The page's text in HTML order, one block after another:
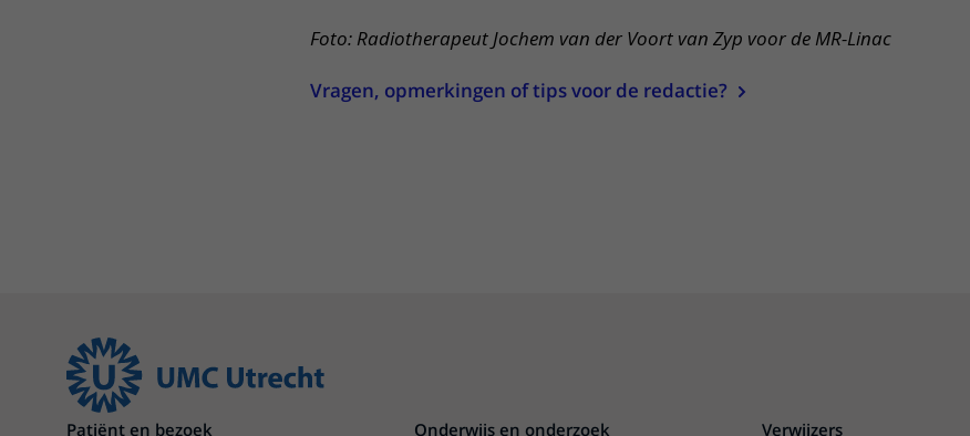
Foto: Radiotherapeut Jochem van der Voort van Zyp voor de MR-Linac
Vragen, opmerkingen of tips voor de redactie?
Patiënt en bezoek Onderwijs en onderzoek Verwijzers